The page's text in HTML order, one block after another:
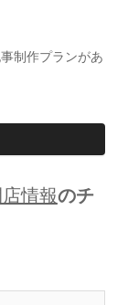
制作プランがあ
情報のチ
ランチ特集！